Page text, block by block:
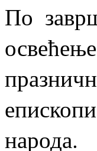
По
народа.